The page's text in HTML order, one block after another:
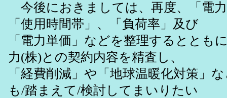
今後におきましては、再度、「電
「使用時間帯」、「負荷率」及び
「電力単価」などを整理するととも
力(株)との契約内容を精査し、
「経費削減」や「地球温暖化対策」
も/踏まえて/検討してまいりたい